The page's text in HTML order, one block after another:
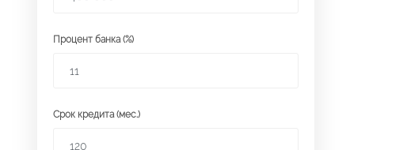
Процент банка (%)
Срок кредита (мес.)